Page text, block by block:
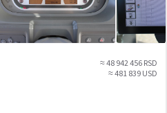
≈ 48 942 456 RSD
≈ 481 839 USD